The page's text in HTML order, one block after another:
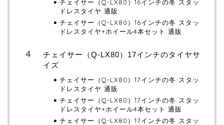
チェイサー（Q-LX80）16インチの冬 スタッ
ドレスタイヤ 通販
チェイサー（Q-LX80）16インチの冬 スタッ
ドレスタイヤ+ホイール4本セット 通販
チェイサー（Q-LX80）17インチのタイヤサ
イズ
チェイサー（Q-LX80）17インチの冬 スタッ
ドレスタイヤ 通販
チェイサー（Q-LX80）17インチの冬 スタッ
ドレスタイヤ+ホイール4本セット 通販
チェイサー（Q-LX80）17インチの冬 スタッ